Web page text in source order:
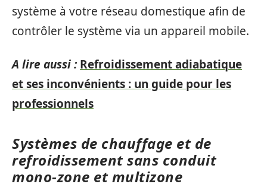
système à votre réseau domestique afin de
contrôler le système via un appareil mobile.
A lire aussi : Refroidissement adiabatique
et ses inconvénients : un guide pour les
professionnels
Systèmes de chauffage et de
refroidissement sans conduit
mono-zone et multizone